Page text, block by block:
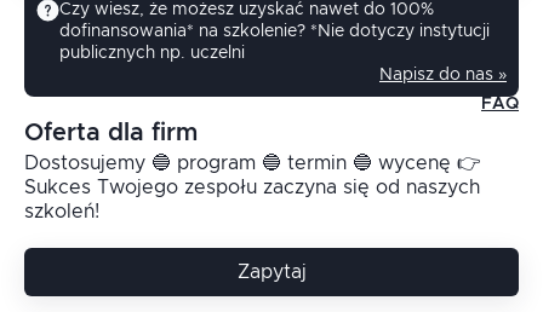
Czy wiesz, że możesz uzyskać nawet do 100%
dofinansowania* na szkolenie? *Nie dotyczy instytucji
publicznych np. uczelni
Napisz do nas »
FAQ
Oferta dla firm
Dostosujemy 🔵 program 🔵 termin 🔵 wycenę 👉
Sukces Twojego zespołu zaczyna się od naszych
szkoleń!
Zapytaj